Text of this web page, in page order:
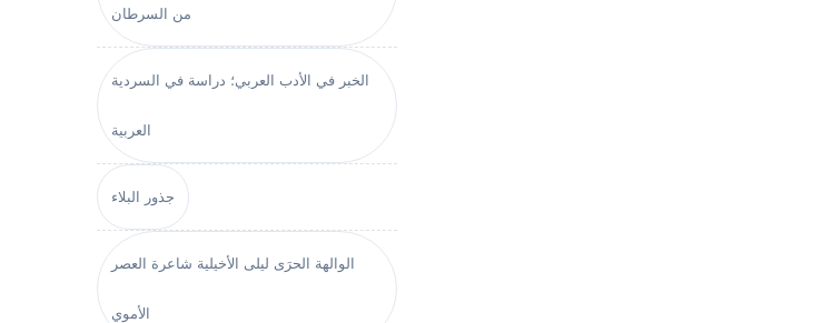
من السرطان
الخبر في الأدب العربي؛ دراسة في السردية
العربية
جذور البلاء
الوالهة الحرَى ليلى الأخيلية شاعرة العصر
الأموي